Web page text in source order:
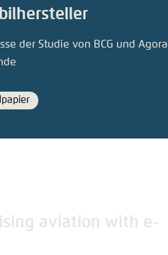
der Studie von BCG und Agora
aviation with e-